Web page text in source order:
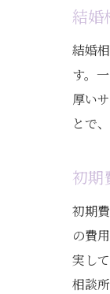
結婚
結婚
す。
厚い
とで
初期
初期
の費
実し
相談